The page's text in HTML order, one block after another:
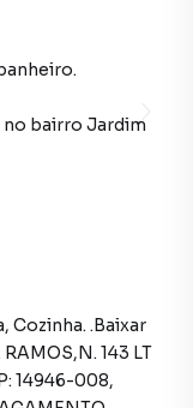
no bairro Jardim
143 LT
14946-008,